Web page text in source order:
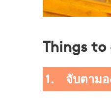
Things to
1. จับตามอ